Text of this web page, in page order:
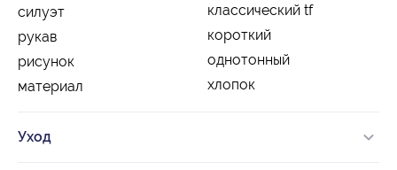
силуэт
классический tf
рукав
короткий
рисунок
однотонный
материал
хлопок
Уход